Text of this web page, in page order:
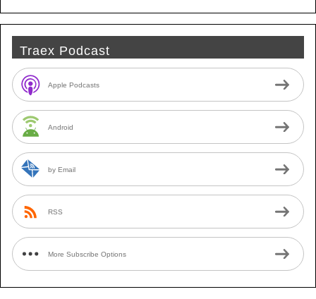
Traex Podcast
Apple Podcasts
Android
by Email
RSS
More Subscribe Options